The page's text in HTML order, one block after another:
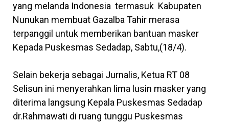
yang melanda Indonesia termasuk Kabupaten
Nunukan membuat Gazalba Tahir merasa
terpanggil untuk memberikan bantuan masker
Kepada Puskesmas Sedadap, Sabtu,(18/4).
Selain bekerja sebagai Jurnalis, Ketua RT 08
Selisun ini menyerahkan lima lusin masker yang
diterima langsung Kepala Puskesmas Sedadap
dr.Rahmawati di ruang tunggu Puskesmas